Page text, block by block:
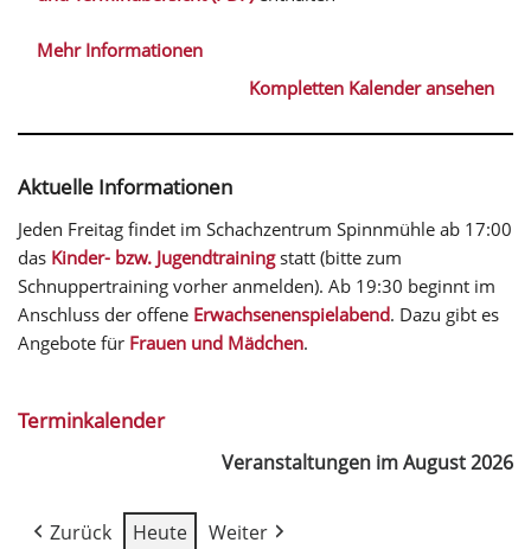
Mehr Informationen
Kompletten Kalender ansehen
Aktuelle Informationen
Jeden Freitag findet im Schachzentrum Spinnmühle ab 17:00
das Kinder- bzw. Jugendtrainingstatt (bitte zum
Schnuppertraining vorher anmelden). Ab 19:30 beginnt im
Anschluss der offene Erwachsenenspielabend. Dazu gibt es
Angebote für Frauen und Mädchen.
Terminkalender
Veranstaltungen im August 2026
Zurück Heute
Weiter